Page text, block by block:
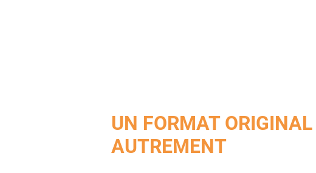
UN FORMAT
AUTREMENT